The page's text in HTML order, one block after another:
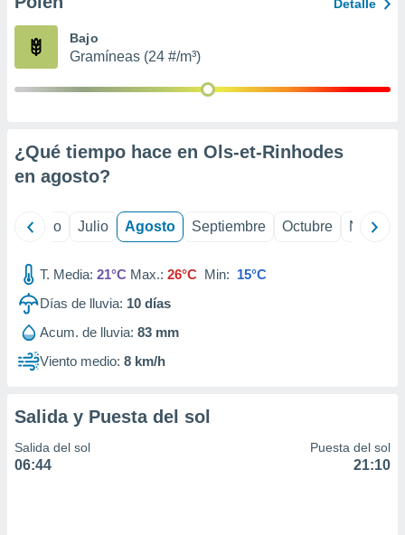
publicidad
1199
Detalle
Bajo
Gramíneas (24 #/m³)
¿Qué tiempo hace en Ols-et-Rinhodes
en agosto?
Junio Julio Agosto Septiembre Octubre
T. Media: 21°C Max.: 26°C Min: 15°C
Días de lluvia: 10 días
Acum. de lluvia: 83 mm
Viento medio: 8 km/h
Salida y Puesta del sol
Salida del sol
06:44
Puesta del sol
21:10